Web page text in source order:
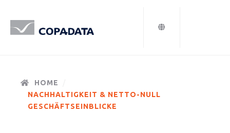
HOME
NACHHALTIGKEIT & NETTO-NULL
GESCHÄFTSEINBLICKE